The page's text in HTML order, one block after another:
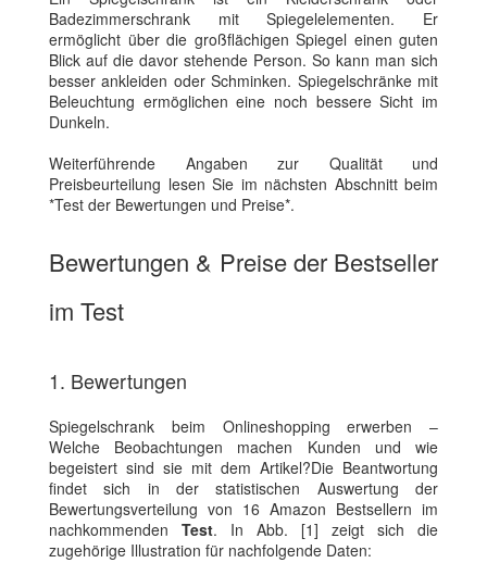
Badezimmerschrank mit Spiegelelementen. Er
ermöglicht über die großflächigen Spiegel einen guten
Blick auf die davor stehende Person. So kann man sich
besser ankleiden oder Schminken. Spiegelschränke mit
Beleuchtung ermöglichen eine noch bessere Sicht im
Dunkeln.
Weiterführende Angaben zur Qualität und
Preisbeurteilung lesen Sie im nächsten Abschnitt beim
*Test der Bewertungen und Preise*.
Bewertungen & Preise der Bestseller
im Test
1. Bewertungen
Spiegelschrank beim Onlineshopping erwerben –
Welche Beobachtungen machen Kunden und wie
begeistert sind sie mit dem Artikel?Die Beantwortung
findet sich in der statistischen Auswertung der
Bewertungsverteilung von 16 Amazon Bestsellern im
nachkommenden Test. In Abb. [1] zeigt sich die
zugehörige Illustration für nachfolgende Daten: